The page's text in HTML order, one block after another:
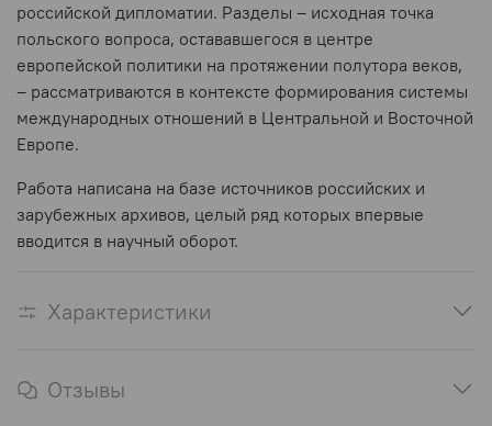
российской дипломатии. Разделы – исходная точка
польского вопроса, остававшегося в центре
европейской политики на протяжении полутора веков,
– рассматриваются в контексте формирования системы
международных отношений в Центральной и Восточной
Европе.
Работа написана на базе источников российских и
зарубежных архивов, целый ряд которых впервые
вводится в научный оборот.
Характеристики
Отзывы